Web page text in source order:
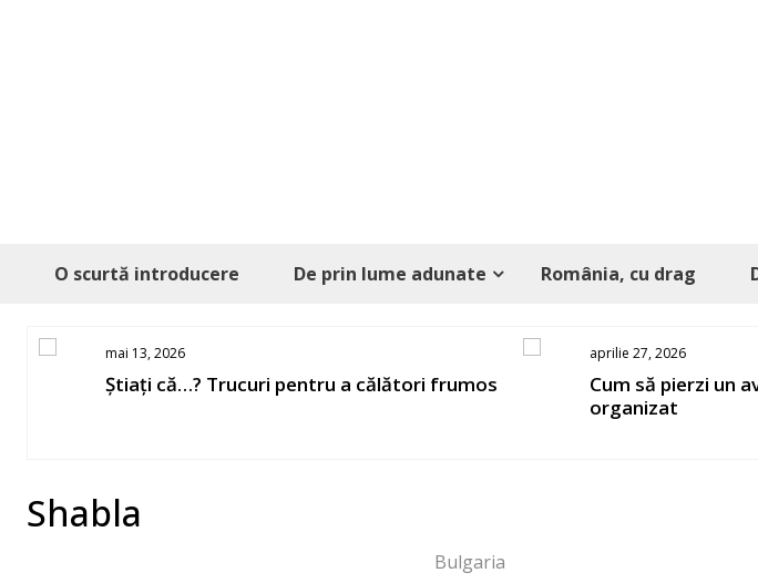
O scurtă introducere De prin lume adunate România, cu drag
mai 13, 2026
Știați că…? Trucuri pentru a călători frumos
aprilie 27, 2026
Cum să pierzi un
organizat
Shabla
Bulgaria